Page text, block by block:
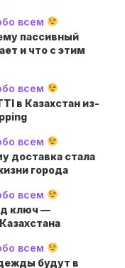
всем
пассивный
и что с этим
всем
в Казахстан из-
всем
доставка стала
города
всем
ключ —
всем
будут в